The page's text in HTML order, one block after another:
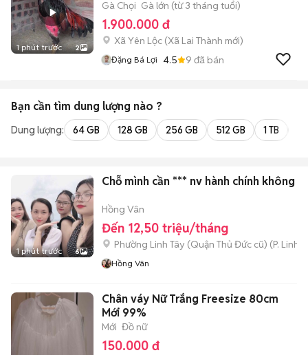
1 phút trước 2
Gà Chọi Gà lớn (từ 3 tháng tuổi)
1.900.000 đ
Xã Yên Lộc (Xã Lai Thành mới)
Đặng Bá Lợi 4.5 9 đã bán
Bạn cần tìm dung lượng nào ?
Dung lượng: 64 GB 128 GB 256 GB 512 GB 1 TB
1 phút trước 6
Chỗ mình cần *** nv hành chính không
Hồng Vân
Đến 12,50 triệu/tháng
Phường Linh Tây (Quận Thủ Đức cũ) (P. Linh
Hồng Vân
Chân váy Nữ Trắng Freesize 80cm
Mới 99%
Mới Đồ nữ
150.000 đ